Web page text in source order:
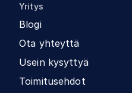
Yritys
Blogi
Ota yhteyttä
Usein kysyttyä
Toimitusehdot